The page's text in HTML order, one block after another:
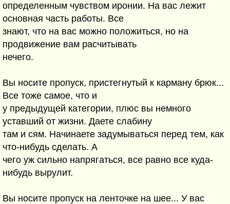
определенным чувством иронии. На вас лежит
основная часть работы. Все
знают, что на вас можно положиться, но на
продвижение вам расчитывать
нечего.
Вы носите пропуск, пристегнутый к карману брюк...
Все тоже самое, что и
у предыдущей категории, плюс вы немного
уставший от жизни. Даете слабину
там и сям. Начинаете задумываться перед тем, как
что-нибудь сделать. А
чего уж сильно напрягаться, все равно все куда-
нибудь вырулит.
Вы носите пропуск на ленточке на шее... У вас